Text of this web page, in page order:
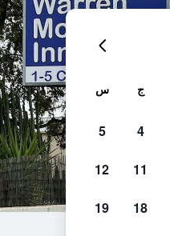
ج س
4
5
11
12
18
19